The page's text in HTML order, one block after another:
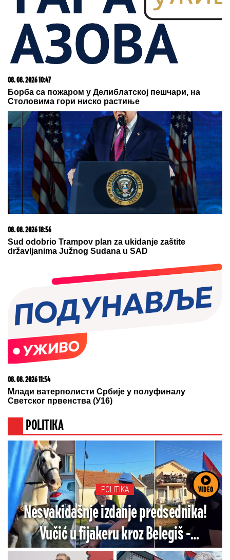
VIDEO
23. 07. 2026 12:47
Letnje večeri u gradu više nisu rezervisane za vikend:
Zašto sve više ljudi bira večeru koja se spontano
pretvori u druženje
Ер Србија проширује флоту и мрежу летова, од
Београда ка више од 100 дестинација
08. 08. 2026 10:47
Борба са пожаром у Делиблатској пешчари, на
Столовима гори ниско растиње